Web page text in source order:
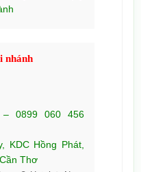
nhánh
0899 060 456
KDC Hồng Phát,
Thơ